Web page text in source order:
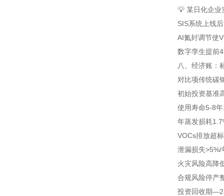
💡 某日化企业
SIS系统上线
AI氮封调节使
数字孪生提前
八、经济账：
对比项传统碳
初始投资基准
使用寿命5-8年
年蒸发损耗
VOCs排放超
泄漏损失>5%/
火灾风险高降
合规风险停产
投资回收期—